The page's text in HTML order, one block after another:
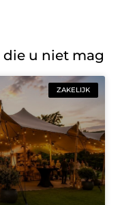
die u niet mag
ZAKELIJK